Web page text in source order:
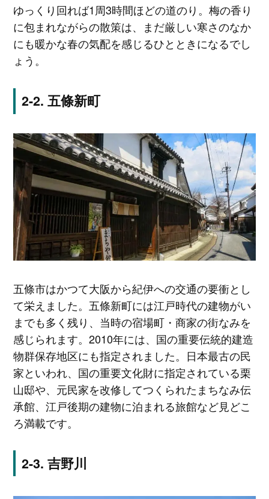
ゆっくり回れば1周3時間ほどの道のり。梅の香り
に包まれながらの散策は、まだ厳しい寒さのなか
にも暖かな春の気配を感じるひとときになるでし
ょう。
五條新町
五條市はかつて大阪から紀伊への交通の要衝とし
て栄えました。五條新町には江戸時代の建物がい
までも多く残り、当時の宿場町・商家の街なみを
感じられます。2010年には、国の重要伝統的建造
物群保存地区にも指定されました。日本最古の民
家といわれ、国の重要文化財に指定されている栗
山邸や、元民家を改修してつくられたまちなみ伝
承館、江戸後期の建物に泊まれる旅館など見どこ
ろ満載です。
吉野川